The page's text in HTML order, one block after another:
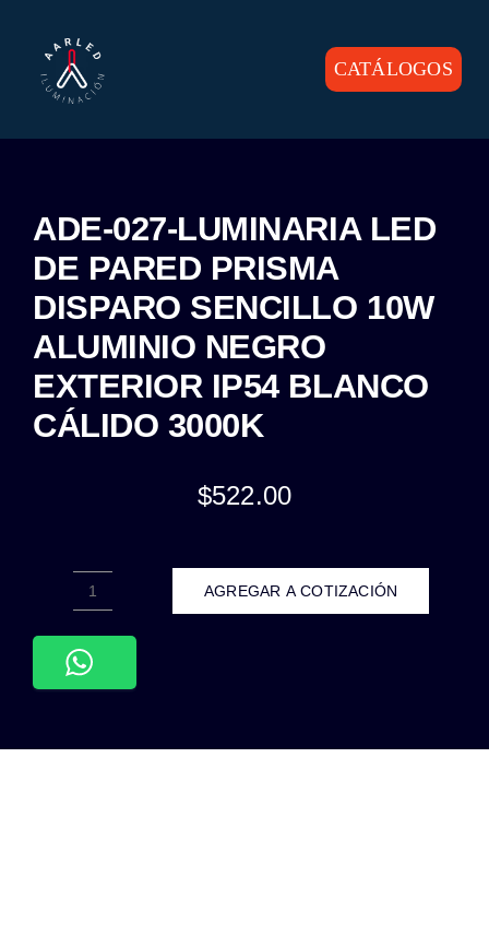
content
INICIO
CONTACTO
CATÁLOGOS
ADE-027-LUMINARIA LED
DE PARED PRISMA
DISPARO SENCILLO 10W
ALUMINIO NEGRO
EXTERIOR IP54 BLANCO
CÁLIDO 3000K
$522.00
LUMINARIA
LED
AGREGAR A COTIZACIÓN